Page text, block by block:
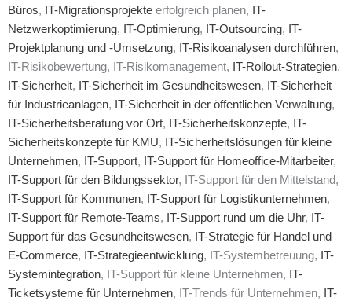
Büros, IT-Migrationsprojekte erfolgreich planen, IT-
Netzwerkoptimierung, IT-Optimierung, IT-Outsourcing, IT-
Projektplanung und -Umsetzung, IT-Risikoanalysen durchführen,
IT-Risikobewertung, IT-Risikomanagement, IT-Rollout-Strategien,
IT-Sicherheit, IT-Sicherheit im Gesundheitswesen, IT-Sicherheit
für Industrieanlagen, IT-Sicherheit in der öffentlichen Verwaltung,
IT-Sicherheitsberatung vor Ort, IT-Sicherheitskonzepte, IT-
Sicherheitskonzepte für KMU, IT-Sicherheitslösungen für kleine
Unternehmen, IT-Support, IT-Support für Homeoffice-Mitarbeiter,
IT-Support für den Bildungssektor, IT-Support für den Mittelstand,
IT-Support für Kommunen, IT-Support für Logistikunternehmen,
IT-Support für Remote-Teams, IT-Support rund um die Uhr, IT-
Support für das Gesundheitswesen, IT-Strategie für Handel und
E-Commerce, IT-Strategieentwicklung, IT-Systembetreuung, IT-
Systemintegration, IT-Support für kleine Unternehmen, IT-
Ticketsysteme für Unternehmen, IT-Trends für Unternehmen, IT-